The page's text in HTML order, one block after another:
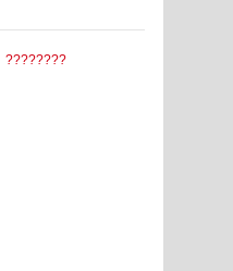
????????